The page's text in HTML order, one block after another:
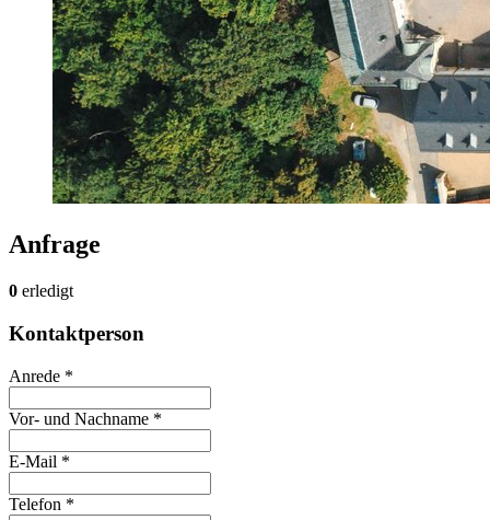
Anfrage
0 erledigt
Kontaktperson
Anrede *
Vor- und Nachname *
E-Mail *
Telefon *